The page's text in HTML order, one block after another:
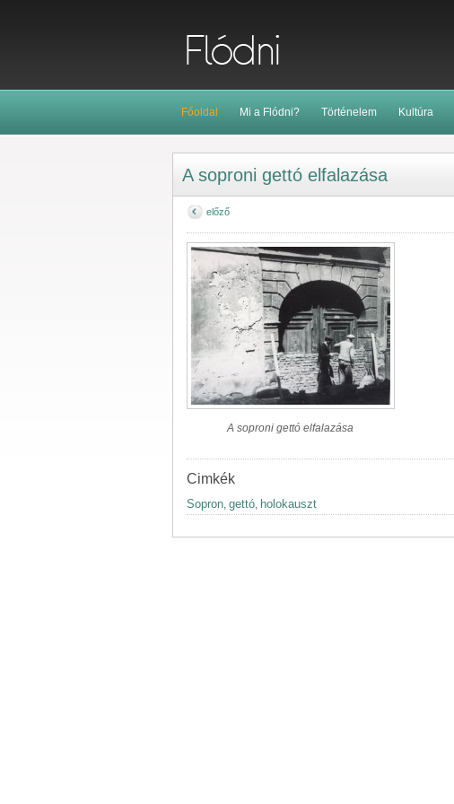
Főoldal Mi a Flódni? Történelem Kultúra
A soproni gettó elfalazása
előző
A soproni gettó elfalazása
Cimkék
Sopron, gettó, holokauszt